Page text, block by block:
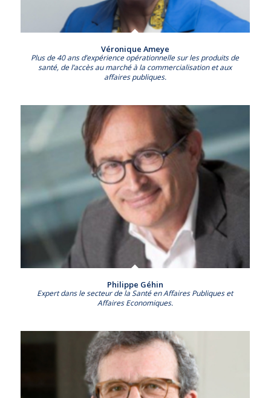
Véronique Ameye
Plus de 40 ans d’expérience opérationnelle sur les produits de
santé, de l’accès au marché à la commercialisation et aux
affaires publiques.
Philippe Géhin
Expert dans le secteur de la Santé en Affaires Publiques et
Affaires Economiques.